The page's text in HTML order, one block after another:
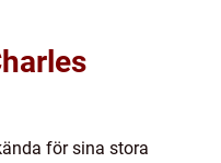
för sina stora